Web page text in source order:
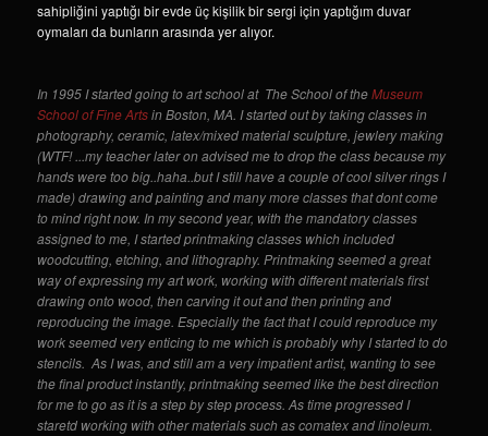
sahipliğini yaptığı bir evde üç kişilik bir sergi için yaptığım duvar
oymaları da bunların arasında yer alıyor.
In 1995 I started going to art school at The School of theMuseum
School of Fine Artsin Boston, MA. I started out by taking classes in
photography, ceramic, latex/mixed material sculpture, jewlery making
(WTF! ...my teacher later on advised me to drop the class because my
hands were too big..haha..but I still have a couple of cool silver rings I
made) drawing and painting and many more classes that dont come
to mind right now. In my second year, with the mandatory classes
assigned to me, I started printmaking classes which included
woodcutting, etching, and lithography. Printmaking seemed a great
way of expressing my art work, working with different materials first
drawing onto wood, then carving it out and then printing and
reproducing the image. Especially the fact that I could reproduce my
work seemed very enticing to me which is probably why I started to do
stencils. As I was, and still am a very impatient artist, wanting to see
the final product instantly, printmaking seemed like the best direction
for me to go as it is a step by step process. As time progressed I
staretd working with other materials such as comatex and linoleum.